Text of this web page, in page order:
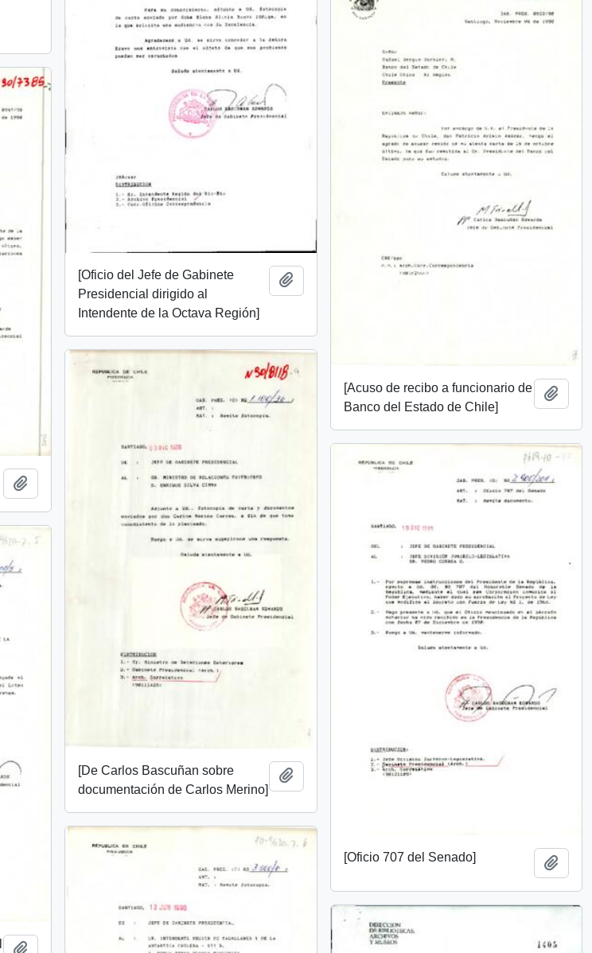
[Oficio del Jefe de Gabinete
Presidencial dirigido al
Intendente de la Octava Región]
Add to clipboard
[Acuso de recibo a funcionario de
Banco del Estado de Chile]
Add
[De Carlos Bascuñan sobre
documentación de Carlos Merino]
Add to clipboard
[Oficio 707 del Senado] Add